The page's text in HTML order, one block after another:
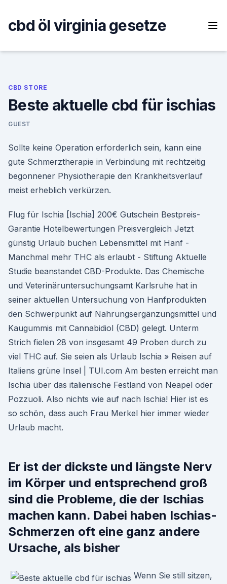
content
cbd öl virginia gesetze
CBD STORE
Beste aktuelle cbd für ischias
GUEST
Sollte keine Operation erforderlich sein, kann eine
gute Schmerztherapie in Verbindung mit rechtzeitig
begonnener Physiotherapie den Krankheitsverlauf
meist erheblich verkürzen.
Flug für Ischia [Ischia] 200€ Gutschein Bestpreis-
Garantie Hotelbewertungen Preisvergleich Jetzt
günstig Urlaub buchen Lebensmittel mit Hanf -
Manchmal mehr THC als erlaubt - Stiftung Aktuelle
Studie bean­standet CBD-Produkte. Das Chemische
und Veterinäruntersuchungsamt Karlsruhe hat in
seiner aktuellen Unter­suchung von Hanf­produkten
den Schwer­punkt auf Nahrungs­ergän­zungs­mittel und
Kaugummis mit Cannabidiol (CBD) gelegt. Unterm
Strich fielen 28 von insgesamt 49 Proben durch zu
viel THC auf. Sie seien als Urlaub Ischia » Reisen auf
Italiens grüne Insel | TUI.com Am besten erreicht man
Ischia über das italienische Festland von Neapel oder
Pozzuoli. Also nichts wie auf nach Ischia! Hier ist es
so schön, dass auch Frau Merkel hier immer wieder
Urlaub macht.
Er ist der dickste und längste Nerv
im Körper und entsprechend groß
sind die Probleme, die der Ischias
machen kann. Dabei haben Ischias-
Schmerzen oft eine ganz andere
Ursache, als bisher
Wenn Sie still sitzen,